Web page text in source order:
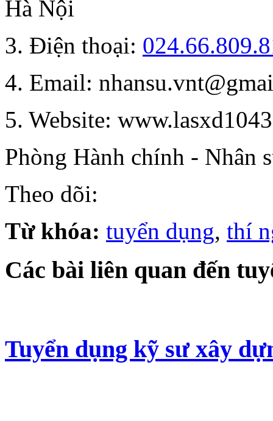
Hà Nội
3. Điện thoại:
4. Email:
5. Website:
Phòng Hành chính - Nhân
Theo dõi:
Từ khóa: tuyển dụng, thí
Các bài liên quan đến
Tuyển dụng kỹ sư xây